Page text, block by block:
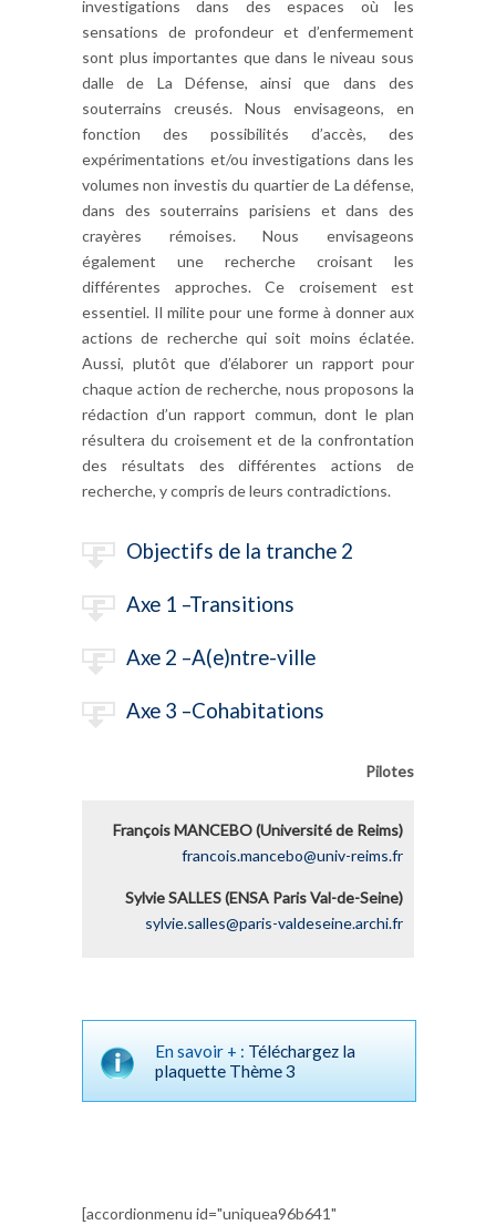
investigations dans des espaces où les
sensations de profondeur et d’enfermement
sont plus importantes que dans le niveau sous
dalle de La Défense, ainsi que dans des
souterrains creusés. Nous envisageons, en
fonction des possibilités d’accès, des
expérimentations et/ou investigations dans les
volumes non investis du quartier de La défense,
dans des souterrains parisiens et dans des
crayères rémoises. Nous envisageons
également une recherche croisant les
différentes approches. Ce croisement est
essentiel. Il milite pour une forme à donner aux
actions de recherche qui soit moins éclatée.
Aussi, plutôt que d’élaborer un rapport pour
chaque action de recherche, nous proposons la
rédaction d’un rapport commun, dont le plan
résultera du croisement et de la confrontation
des résultats des différentes actions de
recherche, y compris de leurs contradictions.
Objectifs de la tranche 2
Axe 1 –Transitions
Axe 2 –A(e)ntre-ville
Axe 3 –Cohabitations
Pilotes
François MANCEBO (Université de Reims)
francois.mancebo@univ-reims.fr
Sylvie SALLES (ENSA Paris Val-de-Seine)
sylvie.salles@paris-valdeseine.archi.fr
En savoir + : Téléchargez la
plaquette Thème 3
[accordionmenu id="uniquea96b641"